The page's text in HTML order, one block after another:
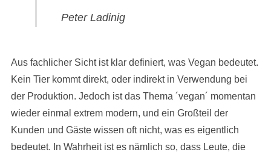
Peter Ladinig
Aus fachlicher Sicht ist klar definiert, was Vegan bedeutet.
Kein Tier kommt direkt, oder indirekt in Verwendung bei
der Produktion. Jedoch ist das Thema ´vegan´ momentan
wieder einmal extrem modern, und ein Großteil der
Kunden und Gäste wissen oft nicht, was es eigentlich
bedeutet. In Wahrheit ist es nämlich so, dass Leute, die